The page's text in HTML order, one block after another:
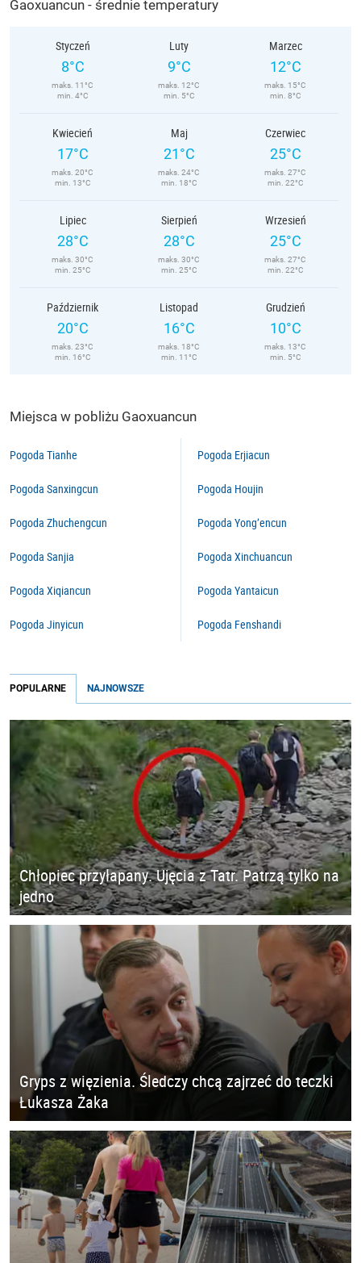
Gaoxuancun - średnie temperatury
Styczeń
8°C
maks. 11°C
min. 4°C
Luty
9°C
maks. 12°C
min. 5°C
Marzec
12°C
maks. 15°C
min. 8°C
Kwiecień
17°C
maks. 20°C
min. 13°C
Maj
21°C
maks. 24°C
min. 18°C
Czerwiec
25°C
maks. 27°C
min. 22°C
Lipiec
28°C
maks. 30°C
min. 25°C
Sierpień
28°C
maks. 30°C
min. 25°C
Wrzesień
25°C
maks. 27°C
min. 22°C
Październik
20°C
maks. 23°C
min. 16°C
Listopad
16°C
maks. 18°C
min. 11°C
Grudzień
10°C
maks. 13°C
min. 5°C
Miejsca w pobliżu Gaoxuancun
Pogoda Tianhe
Pogoda Sanxingcun
Pogoda Zhuchengcun
Pogoda Sanjia
Pogoda Xiqiancun
Pogoda Jinyicun
Pogoda Erjiacun
Pogoda Houjin
Pogoda Yong’encun
Pogoda Xinchuancun
Pogoda Yantaicun
Pogoda Fenshandi
POPULARNE NAJNOWSZE
Chłopiec przyłapany. Ujęcia z Tatr. Patrzą tylko na
jedno
Gryps z więzienia. Śledczy chcą zajrzeć do teczki
Łukasza Żaka